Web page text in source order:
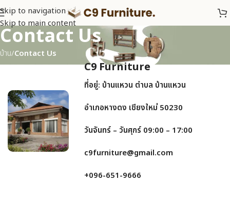
Skip to navigation
Skip to main content
Contact Us
บ้าน/Contact Us
C9 Furniture
ที่อยู่: บ้านแหวน ตำบล บ้านแหวน
อำเภอหางดง เชียงใหม่ 50230
วันจันทร์ – วันศุกร์ 09:00 – 17:00
c9furniture@gmail.com
+096-651-9666